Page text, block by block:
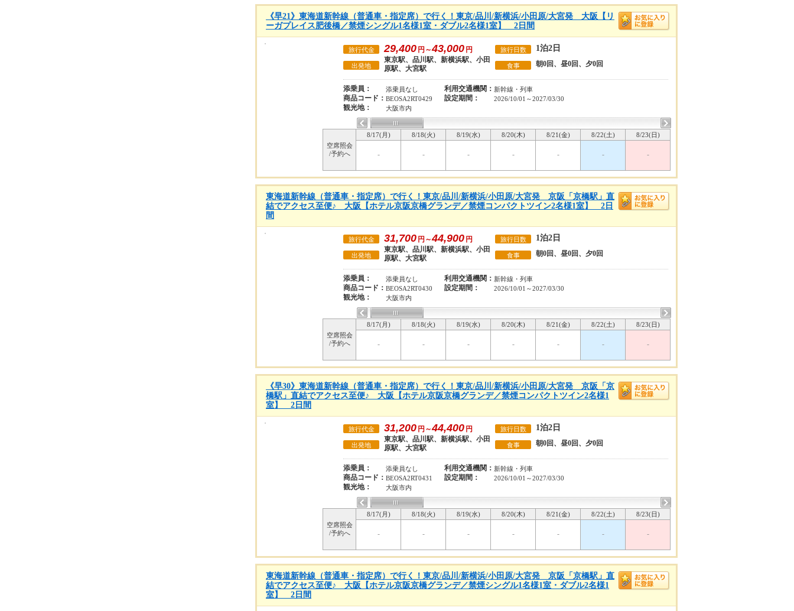
《早21》東海道新幹線（普通車・指定席）で行く！東京/品川/新横浜/小田原/大宮発 大阪【リ
ーガプレイス肥後橋／禁煙シングル1名様1室・ダブル2名様1室】 2日間
旅行代金 29,400 円～43,000 円 旅行日数 1泊2日
出発地
東京駅、品川駅、新横浜駅、小田
原駅、大宮駅
食事 朝0回、昼0回、夕0回
添乗員： 添乗員なし 利用交通機関： 新幹線・列車
商品コード： BEOSA2RT0429 設定期間： 2026/10/01～2027/03/30
観光地： 大阪市内
空席照会
/予約へ
8/17(月) 8/18(火) 8/19(水) 8/20(木) 8/21(金) 8/22(土) 8/23(日)
- - - - - - -
東海道新幹線（普通車・指定席）で行く！東京/品川/新横浜/小田原/大宮発 京阪「京橋駅」直
結でアクセス至便♪ 大阪【ホテル京阪京橋グランデ／禁煙コンパクトツイン2名様1室】 2日
間
旅行代金 31,700 円～44,900 円 旅行日数 1泊2日
出発地
東京駅、品川駅、新横浜駅、小田
原駅、大宮駅
食事 朝0回、昼0回、夕0回
添乗員： 添乗員なし 利用交通機関： 新幹線・列車
商品コード： BEOSA2RT0430 設定期間： 2026/10/01～2027/03/30
観光地： 大阪市内
空席照会
/予約へ
8/17(月) 8/18(火) 8/19(水) 8/20(木) 8/21(金) 8/22(土) 8/23(日)
- - - - - - -
《早30》東海道新幹線（普通車・指定席）で行く！東京/品川/新横浜/小田原/大宮発 京阪「京
橋駅」直結でアクセス至便♪ 大阪【ホテル京阪京橋グランデ／禁煙コンパクトツイン2名様1
室】 2日間
旅行代金 31,200 円～44,400 円 旅行日数 1泊2日
出発地
東京駅、品川駅、新横浜駅、小田
原駅、大宮駅
食事 朝0回、昼0回、夕0回
添乗員： 添乗員なし 利用交通機関： 新幹線・列車
商品コード： BEOSA2RT0431 設定期間： 2026/10/01～2027/03/30
観光地： 大阪市内
空席照会
/予約へ
8/17(月) 8/18(火) 8/19(水) 8/20(木) 8/21(金) 8/22(土) 8/23(日)
- - - - - - -
東海道新幹線（普通車・指定席）で行く！東京/品川/新横浜/小田原/大宮発 京阪「京橋駅」直
結でアクセス至便♪ 大阪【ホテル京阪京橋グランデ／禁煙シングル1名様1室・ダブル2名様1
室】 2日間